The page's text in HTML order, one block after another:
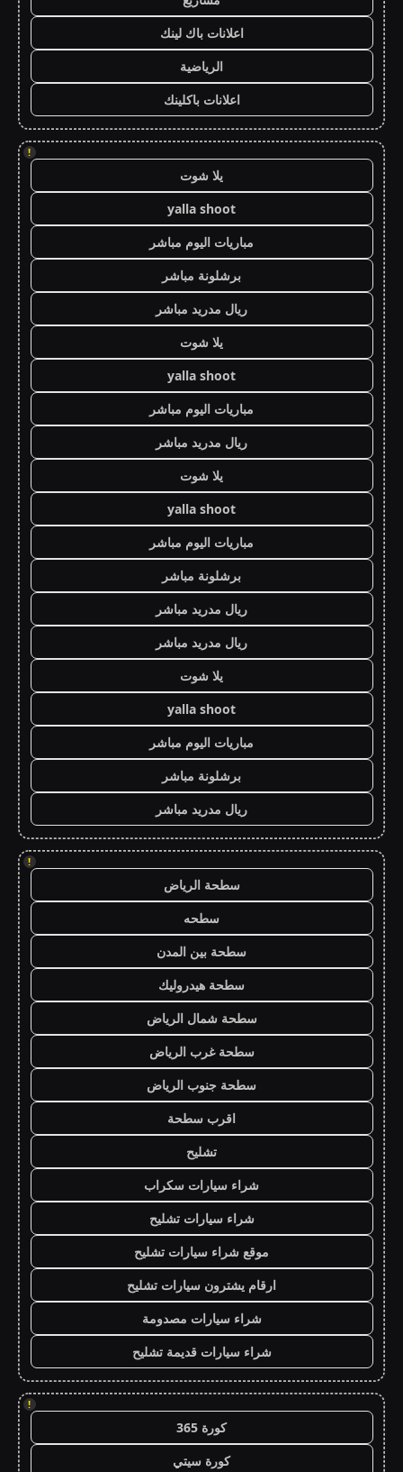
اعلانات باك لينك
الرياضية
اعلانات باكلينك
!
يلا شوت
yalla shoot
مباريات اليوم مباشر
برشلونة مباشر
ريال مدريد مباشر
يلا شوت
yalla shoot
مباريات اليوم مباشر
ريال مدريد مباشر
يلا شوت
yalla shoot
مباريات اليوم مباشر
برشلونة مباشر
ريال مدريد مباشر
ريال مدريد مباشر
يلا شوت
yalla shoot
مباريات اليوم مباشر
برشلونة مباشر
ريال مدريد مباشر
!
سطحة الرياض
سطحه
سطحة بين المدن
سطحة هيدروليك
سطحة شمال الرياض
سطحة غرب الرياض
سطحة جنوب الرياض
اقرب سطحة
تشليح
شراء سيارات سكراب
شراء سيارات تشليح
موقع شراء سيارات تشليح
ارقام يشترون سيارات تشليح
شراء سيارات مصدومة
شراء سيارات قديمة تشليح
!
كورة 365
كورة سيتي